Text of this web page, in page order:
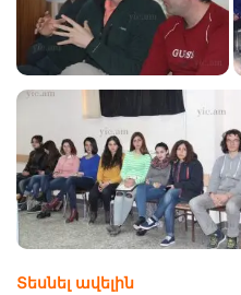
Տեսնել ավելին